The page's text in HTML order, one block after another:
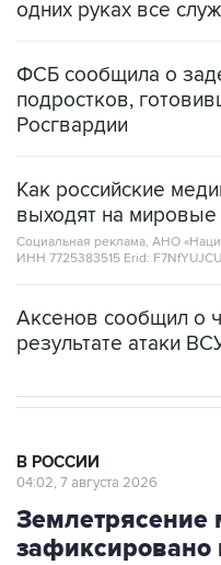
одних руках все
ФСБ сообщила о
подростков,
Росгвардии
Как российские
выходят на
Социальная реклама, АНО
ИНН 7725383515 Erid:
Аксенов сообщил о
результате атаки
В РОССИИ
04:02, 7 августа 2026
Землетрясение
зафиксировано